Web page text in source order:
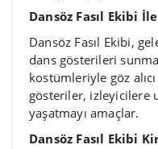
Dansöz Fasıl Ekibi
Dansöz Fasıl Ekibi,
dans gösterileri
kostümleriyle göz
gösteriler, izleyicilere
yaşatmayı amaçlar.
Dansöz Fasıl Ekibi